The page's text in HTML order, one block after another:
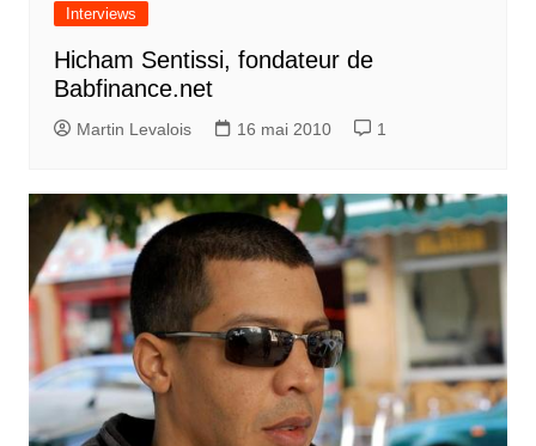
Interviews
Hicham Sentissi, fondateur de
Babfinance.net
Martin Levalois 16 mai 2010 1